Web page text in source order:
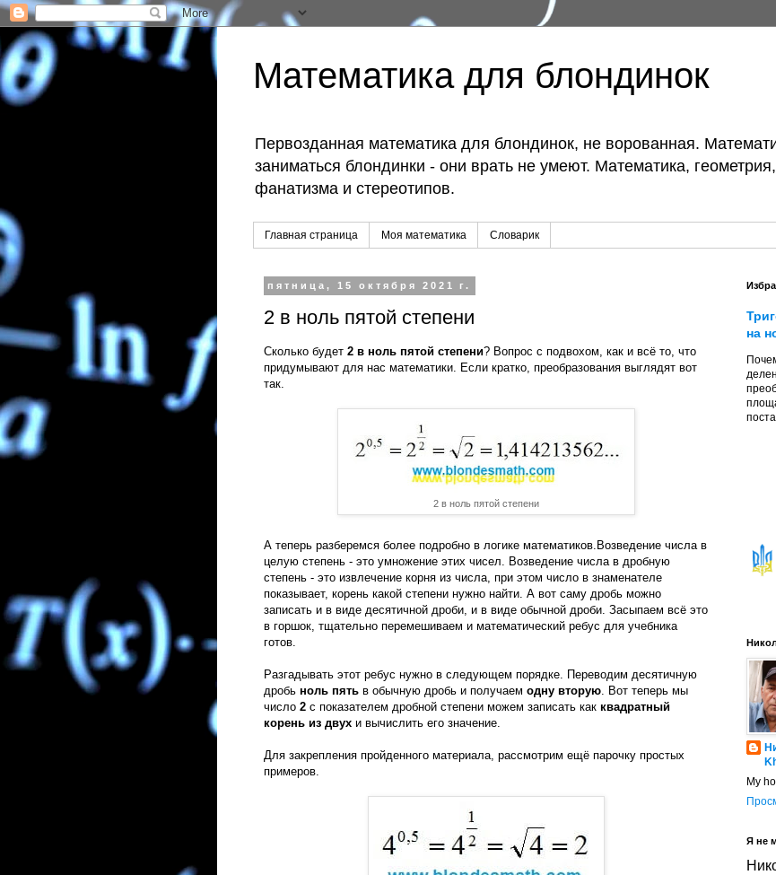
Математика для блондинок
Первозданная математика для блондинок, не ворованная.
заниматься блондинки - они врать не умеют. Математика,
фанатизма и стереотипов.
Главная страница Моя математика Словарик
пятница, 15 октября 2021 г.
2 в ноль пятой степени
Сколько будет 2 в ноль пятой степени? Вопрос с подвохом, как и всё то, что
придумывают для нас математики. Если кратко, преобразования выглядят вот
так.
2 в ноль пятой степени
А теперь разберемся более подробно в логике математиков.Возведение числа в
целую степень - это умножение этих чисел. Возведение числа в дробную
степень - это извлечение корня из числа, при этом число в знаменателе
показывает, корень какой степени нужно найти. А вот саму дробь можно
записать и в виде десятичной дроби, и в виде обычной дроби. Засыпаем всё это
в горшок, тщательно перемешиваем и математический ребус для учебника
готов.
Разгадывать этот ребус нужно в следующем порядке. Переводим десятичную
дробь ноль пять в обычную дробь и получаем одну вторую . Вот теперь мы
число 2 с показателем дробной степени можем записать как квадратный
корень из двух и вычислить его значение.
Для закрепления пройденного материала, рассмотрим ещё парочку простых
примеров.
на
My
Я не